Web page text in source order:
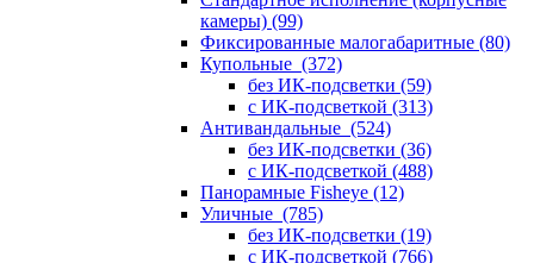
камеры) (99)
Фиксированные малогабаритные (80)
Купольные (372)
без ИК-подсветки (59)
с ИК-подсветкой (313)
Антивандальные (524)
без ИК-подсветки (36)
с ИК-подсветкой (488)
Панорамные Fisheye (12)
Уличные (785)
без ИК-подсветки (19)
с ИК-подсветкой (766)